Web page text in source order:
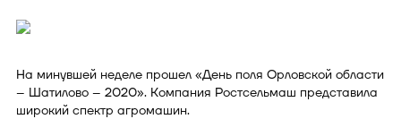
На минувшей неделе прошел «День поля Орловской области
– Шатилово – 2020». Компания Ростсельмаш представила
широкий спектр агромашин.